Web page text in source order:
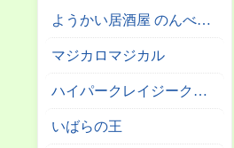
ようかい居酒屋 のんべれケ。
マジカロマジカル
ハイパークレイジークライマー
いばらの王